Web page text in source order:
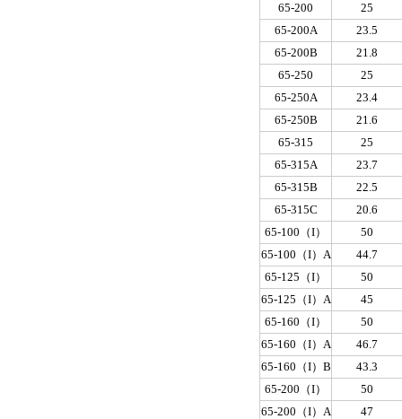
65-200
25
65-200A
23.5
65-200B
21.8
65-250
25
65-250A
23.4
65-250B
21.6
65-315
25
65-315A
23.7
65-315B
22.5
65-315C
20.6
65-100（I）
50
65-100（I）A
44.7
65-125（I）
50
65-125（I）A
45
65-160（I）
50
65-160（I）A
46.7
65-160（I）B
43.3
65-200（I）
50
65-200（I）A
47